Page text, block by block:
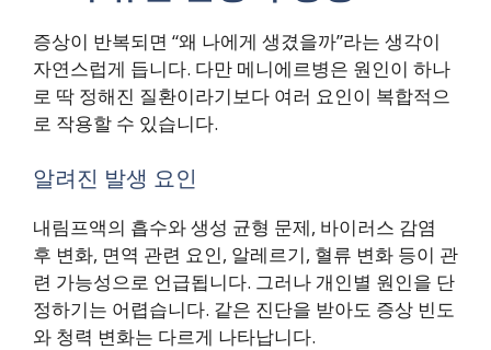
증상이 반복되면 “왜 나에게 생겼을까”라는 생각이
자연스럽게 듭니다. 다만 메니에르병은 원인이 하나
로 딱 정해진 질환이라기보다 여러 요인이 복합적으
로 작용할 수 있습니다.
알려진 발생 요인
내림프액의 흡수와 생성 균형 문제, 바이러스 감염
후 변화, 면역 관련 요인, 알레르기, 혈류 변화 등이 관
련 가능성으로 언급됩니다. 그러나 개인별 원인을 단
정하기는 어렵습니다. 같은 진단을 받아도 증상 빈도
와 청력 변화는 다르게 나타납니다.